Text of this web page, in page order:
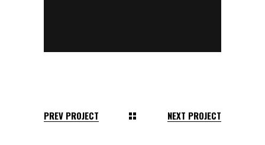
PREV PROJECT NEXT PROJECT